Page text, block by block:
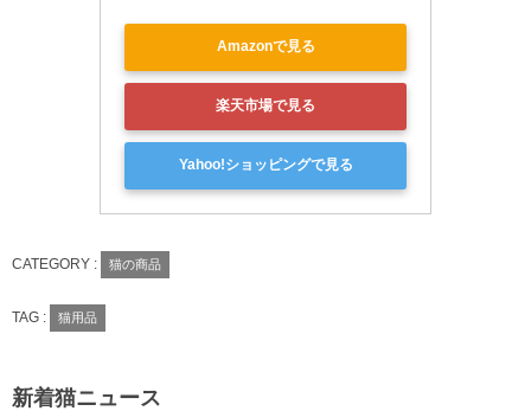
Amazonで見る
楽天市場で見る
Yahoo!ショッピングで見る
CATEGORY : 猫の商品
TAG : 猫用品
新着猫ニュース